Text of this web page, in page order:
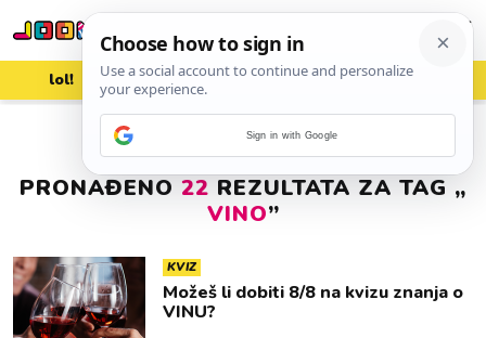
lol! aww vrh! woot?!
PRONAĐENO 22 REZULTATA ZA TAG „
VINO”
KVIZ
Možeš li dobiti 8/8 na kvizu znanja o
VINU?
Sign in with Google